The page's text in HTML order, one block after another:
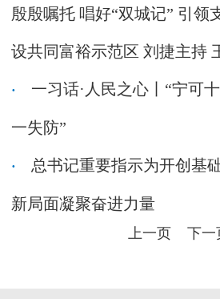
殷殷嘱托 唱好“双城记” 引领
设共同富裕示范区 刘捷主持
一习话·人民之心丨“宁可
一失防”
总书记重要指示为开创基
新局面凝聚奋进力量
上一页 下一